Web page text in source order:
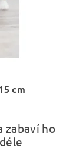
cm
zabaví ho